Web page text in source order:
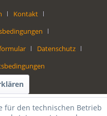
Kontakt
Datenschutz
für den technischen Betrieb